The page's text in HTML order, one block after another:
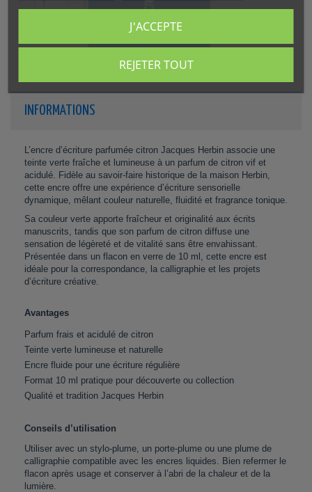
Ajouter au panier
INFORMATIONS
L’encre d’écriture parfumée citron Jacques Herbin associe une
teinte verte fraîche et lumineuse à un parfum de citron vif et
acidulé. Fidèle au savoir-faire historique de la maison Herbin,
cette encre offre une expérience d’écriture sensorielle
dynamique, mêlant couleur naturelle, fluidité et fragrance tonique.
Sa couleur verte apporte fraîcheur et originalité aux écrits
manuscrits, tandis que son parfum de citron diffuse une
sensation de légèreté et de vitalité sans être envahissant.
Présentée dans un flacon en verre de 10 ml, cette encre est
idéale pour la correspondance, la calligraphie et les projets
d’écriture créative.
Avantages
Parfum frais et acidulé de citron
Teinte verte lumineuse et naturelle
Encre fluide pour une écriture régulière
Format 10 ml pratique pour découverte ou collection
Qualité et tradition Jacques Herbin
Conseils d’utilisation
Utiliser avec un stylo-plume, un porte-plume ou une plume de
calligraphie compatible avec les encres liquides. Bien refermer le
flacon après usage et conserver à l’abri de la chaleur et de la
lumière.
REJETER TOUT
J'ACCEPTE